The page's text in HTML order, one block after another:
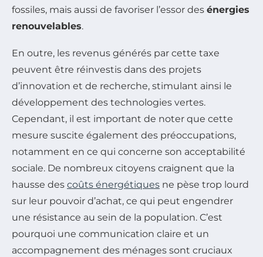
fossiles, mais aussi de favoriser l’essor des énergies
renouvelables.
En outre, les revenus générés par cette taxe
peuvent être réinvestis dans des projets
d’innovation et de recherche, stimulant ainsi le
développement des technologies vertes.
Cependant, il est important de noter que cette
mesure suscite également des préoccupations,
notamment en ce qui concerne son acceptabilité
sociale. De nombreux citoyens craignent que la
hausse des coûts énergétiques ne pèse trop lourd
sur leur pouvoir d’achat, ce qui peut engendrer
une résistance au sein de la population. C’est
pourquoi une communication claire et un
accompagnement des ménages sont cruciaux